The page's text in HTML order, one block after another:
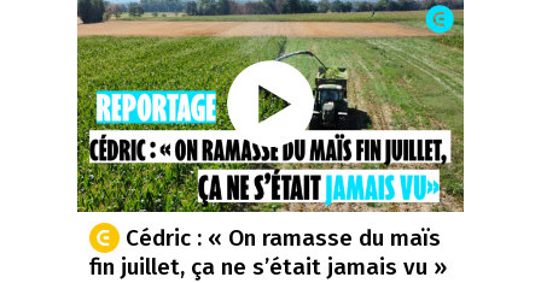
Cédric : « On ramasse du maïs
fin juillet, ça ne s’était jamais vu »